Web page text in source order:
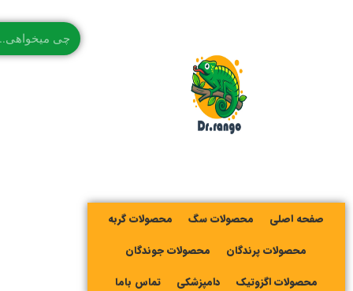
صفحه اصلی محصولات سگ
محصولات گربه
محصولات پرندگان
محصولات جوندگان
محصولات اگزوتیک
دامپزشکی تماس باما